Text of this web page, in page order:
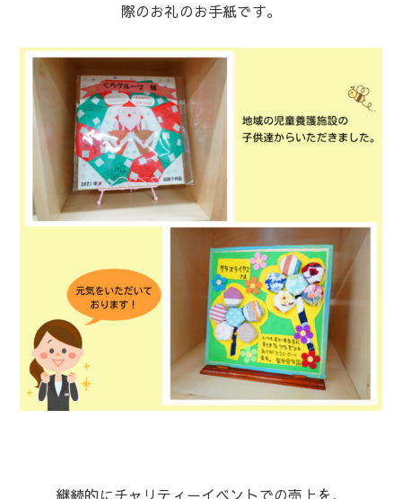
際のお礼のお手紙です。
継続的にチャリティーイベントでの売上を、